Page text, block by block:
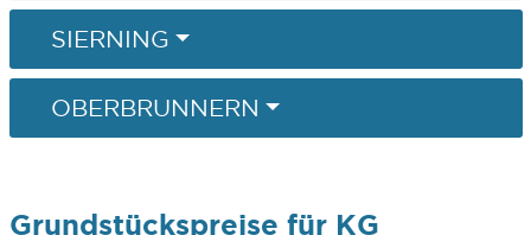
SIERNING
OBERBRUNNERN
Grundstückspreise für KG